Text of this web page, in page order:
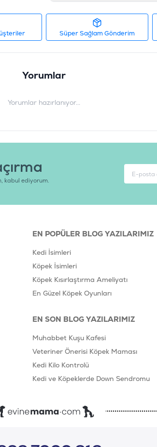
Tedarikçi Ürün Kodu
:
Süper Sağlam Gönderim
Yorumlar
Yorumlar hazırlanıyor...
kabul ediyorum.
EN POPÜLER BLOG YAZILARIMIZ
Kedi İsimleri
Köpek İsimleri
Köpek Kısırlaştırma Ameliyatı
En Güzel Köpek Oyunları
EN SON BLOG YAZILARIMIZ
Muhabbet Kuşu Kafesi
Veteriner Önerisi Köpek Maması
Kedi Kilo Kontrolü
Kedi ve Köpeklerde Down Sendromu